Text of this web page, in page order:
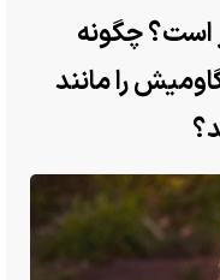
است؟ چگونه
را مانند